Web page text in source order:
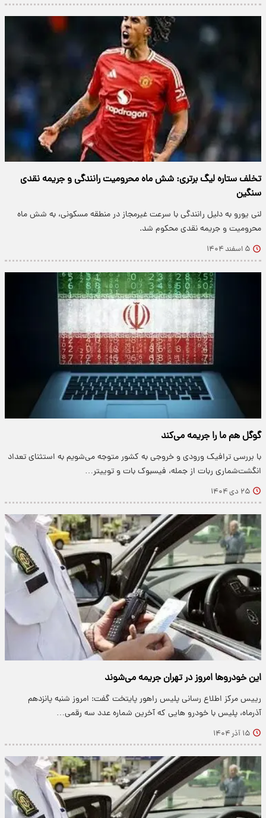
تخلف ستاره لیگ برتری: شش ماه محرومیت رانندگی و جریمه نقدی
سنگین
لنی یورو به دلیل رانندگی با سرعت غیرمجاز در منطقه مسکونی، به شش ماه
محرومیت و جریمه نقدی محکوم شد.
۵ اسفند ۱۴۰۴
گوگل هم ما را جریمه می‌کند
با بررسی ترافیک ورودی و خروجی به کشور متوجه می‌شویم به استثنای تعداد
انگشت‌شماری ربات از جمله، فیسبوک بات و توییتر…
۲۵ دی ۱۴۰۴
این خودروها امروز در تهران جریمه می‌شوند
رییس مرکز اطلاع رسانی پلیس راهور پایتخت گفت: امروز شنبه پانزدهم
آذرماه، پلیس با خودرو هایی که آخرین شماره عدد سه رقمی…
۱۵ آذر ۱۴۰۴